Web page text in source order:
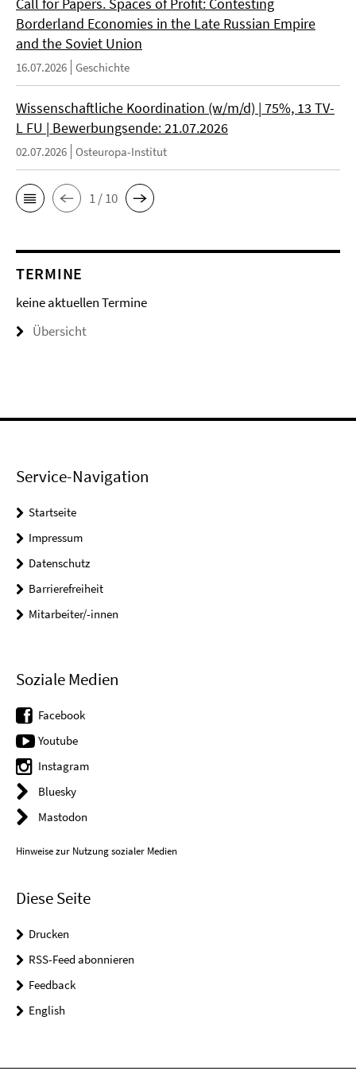
Borderland Economies in the Late Russian Empire
and the Soviet Union
16.07.2026 Geschichte
Wissenschaftliche Koordination (w/m/d) | 75%, 13 TV-
L FU | Bewerbungsende: 21.07.2026
02.07.2026 Osteuropa-Institut
1 / 10
TERMINE
keine aktuellen Termine
Übersicht
Service-Navigation
Startseite
Impressum
Datenschutz
Barrierefreiheit
Mitarbeiter/-innen
Soziale Medien
Facebook
Youtube
Instagram
Bluesky
Mastodon
Hinweise zur Nutzung sozialer Medien
Diese Seite
Drucken
RSS-Feed abonnieren
Feedback
English